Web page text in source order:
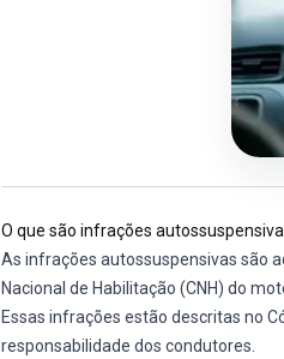
O que são infrações
As infrações autossuspensivas são
Nacional de Habilitação (CNH) do
Essas infrações estão descritas no
responsabilidade dos condutores.